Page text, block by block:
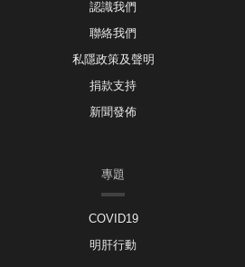
認識我們
聯絡我們
私隱政策及聲明
捐款支持
新聞發佈
專題
COVID19
明肝行動